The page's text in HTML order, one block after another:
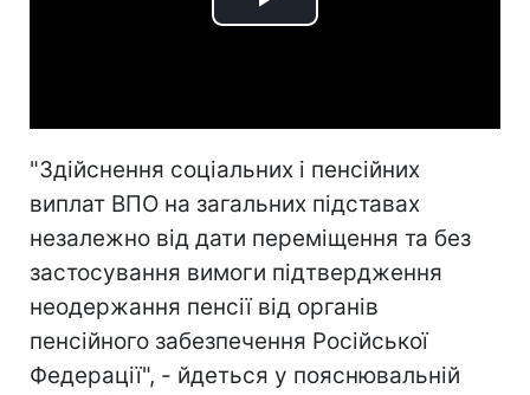
Play
"Здійснення соціальних і пенсійних
виплат ВПО на загальних підставах
незалежно від дати переміщення та без
застосування вимоги підтвердження
неодержання пенсії від органів
пенсійного забезпечення Російської
Федерації", - йдеться у пояснювальній